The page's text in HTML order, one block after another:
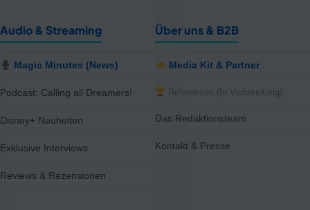
Audio & Streaming
Magic Minutes (News)
Podcast: Calling all Dreamers!
Disney+ Neuheiten
Exklusive Interviews
Reviews & Rezensionen
Über uns & B2B
Media Kit & Partner
Referenzen (In Vorbereitung)
Das Redaktionsteam
Kontakt & Presse